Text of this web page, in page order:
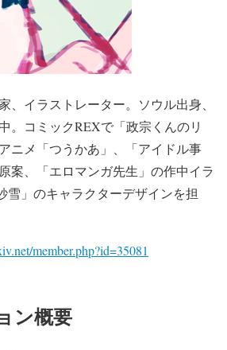
、イラストレーター。ソウル出身、
。コミックREXで「政宗くんのリ
ニメ「つうかあ」、「アイドル事
案、「エロマンガ先生」の作中イラ
雪」のキャラクターデザインを担
member.php?id=35081
ン概要